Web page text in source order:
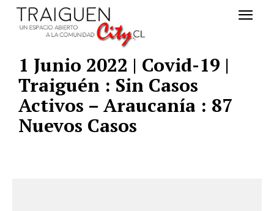
1 Junio 2022 | Covid-19 |
Traiguén : Sin Casos
Activos – Araucanía : 87
Nuevos Casos